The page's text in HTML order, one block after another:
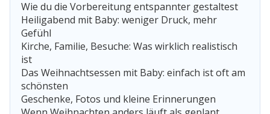
Wie du die Vorbereitung entspannter gestaltest
Heiligabend mit Baby: weniger Druck, mehr
Gefühl
Kirche, Familie, Besuche: Was wirklich realistisch
ist
Das Weihnachtsessen mit Baby: einfach ist oft am
schönsten
Geschenke, Fotos und kleine Erinnerungen